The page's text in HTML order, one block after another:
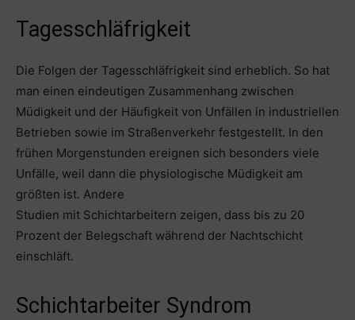
Tagesschläfrigkeit
Die Folgen der Tagesschläfrigkeit sind erheblich. So hat
man einen eindeutigen Zusammenhang zwischen
Müdigkeit und der Häufigkeit von Unfällen in industriellen
Betrieben sowie im Straßenverkehr festgestellt. In den
frühen Morgenstunden ereignen sich besonders viele
Unfälle, weil dann die physiologische Müdigkeit am
größten ist. Andere
Studien mit Schichtarbeitern zeigen, dass bis zu 20
Prozent der Belegschaft während der Nachtschicht
einschläft.
Schichtarbeiter Syndrom